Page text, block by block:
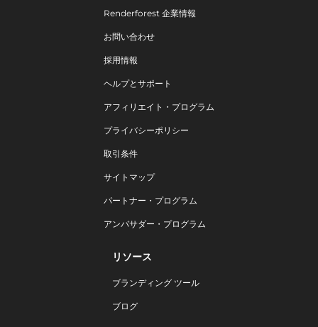
Renderforest 企業情報
お問い合わせ
採用情報
ヘルプとサポート
アフィリエイト・プログラム
プライバシーポリシー
取引条件
サイトマップ
パートナー・プログラム
アンバサダー・プログラム
リソース
ブランディング ツール
ブログ